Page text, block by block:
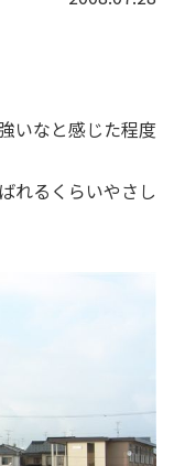
いなと感じた程度
れるくらいやさし